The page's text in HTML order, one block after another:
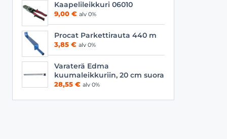
Kaapelileikkuri 06010
9,00 € alv 0%
Procat Parkettirauta 440 m
3,85 € alv 0%
Varaterä Edma
kuumaleikkuriin, 20 cm suora
28,55 € alv 0%